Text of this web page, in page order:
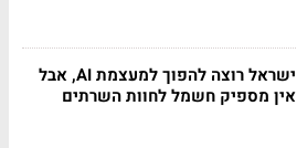
ישראל רוצה להפוך למעצמת AI, אבל
אין מספיק חשמל לחוות השרתים